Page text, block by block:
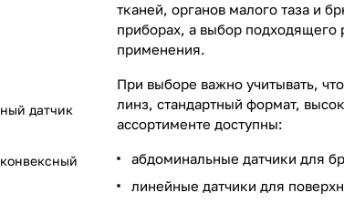
тканей, органов малого таза и
приборах, а выбор подходящего
применения.
При выборе важно учитывать,
линз, стандартный формат,
ассортименте доступны:
абдоминальные датчики для
линейные датчики для
датчик